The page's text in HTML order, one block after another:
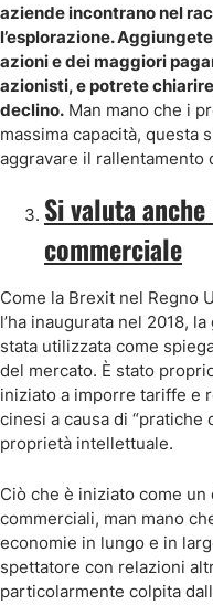
aziende incontrano nel
l’esplorazione.
azioni e dei maggiori
azionisti, e potrete
declino. Man mano che i
massima capacità, questa
aggravare il
Si valuta
commerciale
Come la Brexit nel Regno
l’ha inaugurata nel 2018,
stata utilizzata come
del mercato. È stato
iniziato a imporre tariffe e
cinesi a causa di
proprietà intellettuale.
Ciò che è iniziato come
commerciali, man mano
economie in lungo e in
spettatore con relazioni
particolarmente colpita